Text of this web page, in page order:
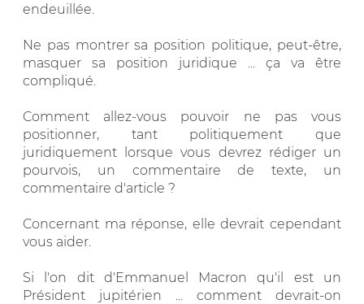
endeuillée.
Ne pas montrer sa position politique, peut-être,
masquer sa position juridique ... ça va être
compliqué.
Comment allez-vous pouvoir ne pas vous
positionner, tant politiquement que
juridiquement lorsque vous devrez rédiger un
pourvois, un commentaire de texte, un
commentaire d'article ?
Concernant ma réponse, elle devrait cependant
vous aider.
Si l'on dit d'Emmanuel Macron qu'il est un
Président jupitérien ... comment devrait-on